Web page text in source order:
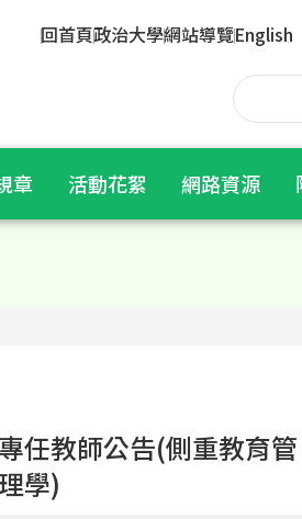
回首頁政治大學網站導覽English
章 活動花絮 網路資源
任教師公告(側重教育管
學)